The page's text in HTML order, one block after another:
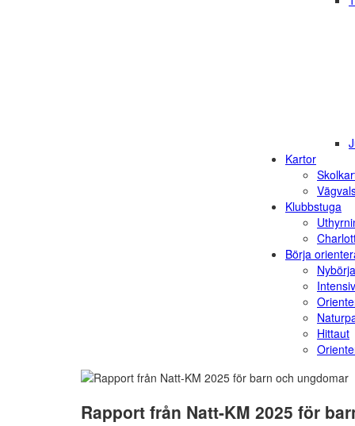
Kartor
Klubbstuga
Börja
Hittaut
Rapport från Natt-KM 2025 för